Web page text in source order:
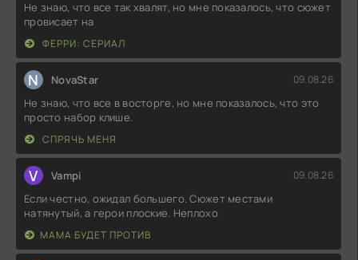
Не знаю, что все так хвалят, но мне показалось, что сюжет
провисает на
ФЕРРИ: СЕРИАЛ
N NovaStar 09.08.26
Не знаю, что все в восторге, но мне показалось, что это
просто набор клише.
СПРЯЧЬ МЕНЯ
V Vampi 09.08.26
Если честно, ожидал большего. Сюжет местами
натянутый, а герои плоские. Неплохо
МАМА БУДЕТ ПРОТИВ